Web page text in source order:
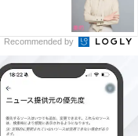
Recommended by